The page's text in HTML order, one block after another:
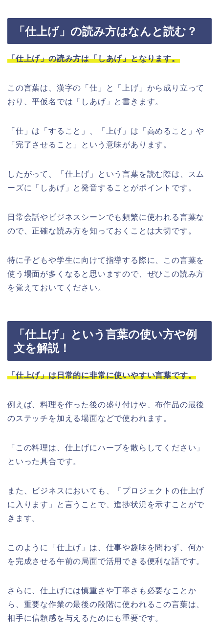
「仕上げ」の読み方はなんと読む？
「仕上げ」の読み方は「しあげ」となります。
この言葉は、漢字の「仕」と「上げ」から成り立って
おり、平仮名では「しあげ」と書きます。
「仕」は「すること」、「上げ」は「高めること」や
「完了させること」という意味があります。
したがって、「仕上げ」という言葉を読む際は、スム
ーズに「しあげ」と発音することがポイントです。
日常会話やビジネスシーンでも頻繁に使われる言葉な
ので、正確な読み方を知っておくことは大切です。
特に子どもや学生に向けて指導する際に、この言葉を
使う場面が多くなると思いますので、ぜひこの読み方
を覚えておいてください。
「仕上げ」という言葉の使い方や例
文を解説！
「仕上げ」は日常的に非常に使いやすい言葉です。
例えば、料理を作った後の盛り付けや、布作品の最後
のステッチを加える場面などで使われます。
「この料理は、仕上げにハーブを散らしてください」
といった具合です。
また、ビジネスにおいても、「プロジェクトの仕上げ
に入ります」と言うことで、進捗状況を示すことがで
きます。
このように「仕上げ」は、仕事や趣味を問わず、何か
を完成させる午前の局面で活用できる便利な語です。
さらに、仕上げには慎重さや丁寧さも必要なことか
ら、重要な作業の最後の段階に使われるこの言葉は、
相手に信頼感を与えるためにも重要です。